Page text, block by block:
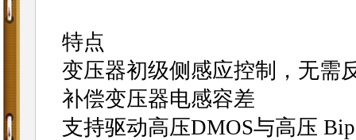
特点
变压器初级侧感应控制，无需
补偿变压器电感容差
支持驱动高压DMOS与高压